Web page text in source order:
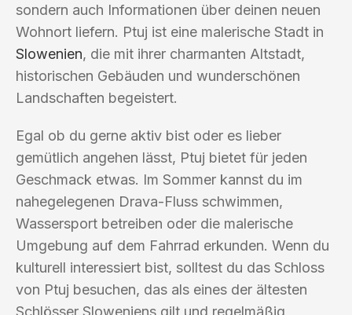
sondern auch Informationen über deinen neuen
Wohnort liefern. Ptuj ist eine malerische Stadt in
Slowenien, die mit ihrer charmanten Altstadt,
historischen Gebäuden und wunderschönen
Landschaften begeistert.
Egal ob du gerne aktiv bist oder es lieber
gemütlich angehen lässt, Ptuj bietet für jeden
Geschmack etwas. Im Sommer kannst du im
nahegelegenen Drava-Fluss schwimmen,
Wassersport betreiben oder die malerische
Umgebung auf dem Fahrrad erkunden. Wenn du
kulturell interessiert bist, solltest du das Schloss
von Ptuj besuchen, das als eines der ältesten
Schlösser Sloweniens gilt und regelmäßig